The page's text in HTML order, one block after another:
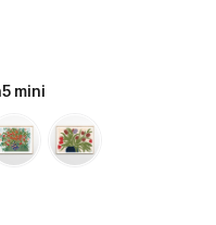
mini